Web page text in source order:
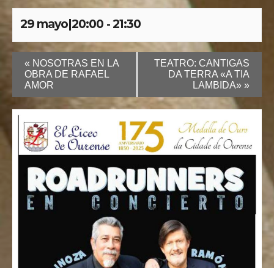
29 mayo|20:00 -21:30
« NOSOTRAS EN LA
OBRA DE RAFAEL
AMOR
TEATRO: CANTIGAS
DA TERRA «A TIA
LAMBIDA» »